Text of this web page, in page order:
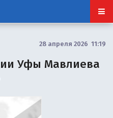
28 апреля 2026 11:19
Уфы Мавлиева